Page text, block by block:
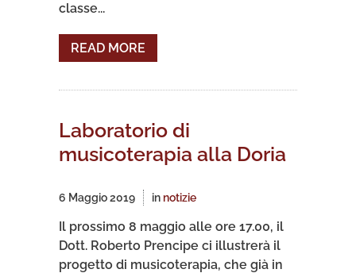
classe...
READ MORE
Laboratorio di
musicoterapia alla Doria
6 Maggio 2019 in notizie
Il prossimo 8 maggio alle ore 17.00, il
Dott. Roberto Prencipe ci illustrerà il
progetto di musicoterapia, che già in